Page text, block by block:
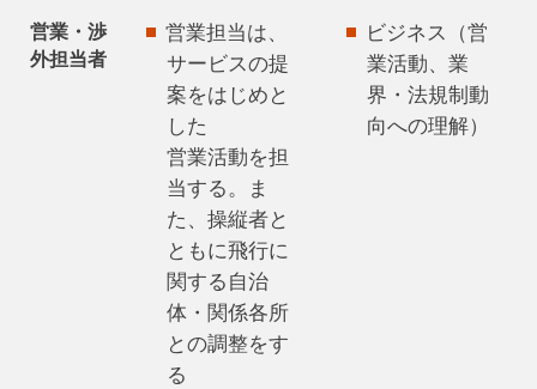
営業・渉
外担当者
営業担当は、
サービスの提
案をはじめと
した
営業活動を担
当する。ま
た、操縦者と
ともに飛行に
関する自治
体・関係各所
との調整をす
る
ビジネス（営
業活動、業
界・法規制動
向への理解）